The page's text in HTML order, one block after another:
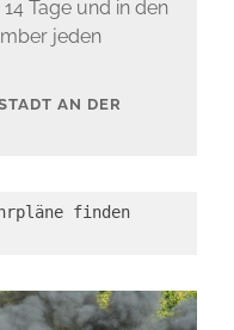
Tage und in den
jeden
AN DER
finden